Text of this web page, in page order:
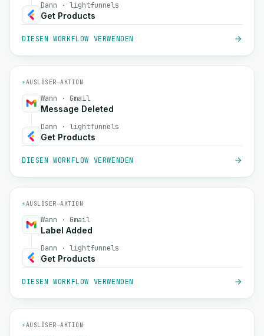
Dann · lightfunnels
Get Products
DIESEN WORKFLOW VERWENDEN
⚡AUSLÖSER→AKTION
Wann · Gmail
Message Deleted
Dann · lightfunnels
Get Products
DIESEN WORKFLOW VERWENDEN
⚡AUSLÖSER→AKTION
Wann · Gmail
Label Added
Dann · lightfunnels
Get Products
DIESEN WORKFLOW VERWENDEN
⚡AUSLÖSER→AKTION